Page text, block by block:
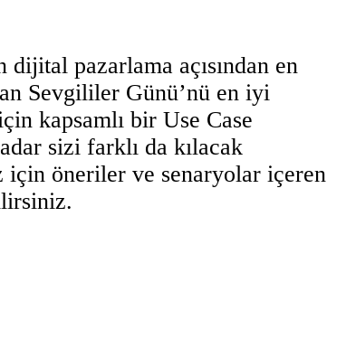
dijital pazarlama açısından en
Sevgililer Günü’nü en iyi
kapsamlı bir Use Case
sizi farklı da kılacak
için öneriler ve senaryolar içeren